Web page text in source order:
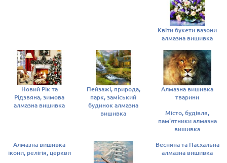
Квіти букети вазони
алмазна вишивка
Новий Рік та
Рідзвяна, зимова
алмазна вишивка
Пейзажі, природа,
парк, заміський
будинок алмазна
вишивка
Алмазна вишивка
тварини
Місто, будівля,
пам'ятники алмазна
вишивка
Алмазна вишивка
ікони, релігія, церкви
Весняна та Пасхальна
алмазна вишивка